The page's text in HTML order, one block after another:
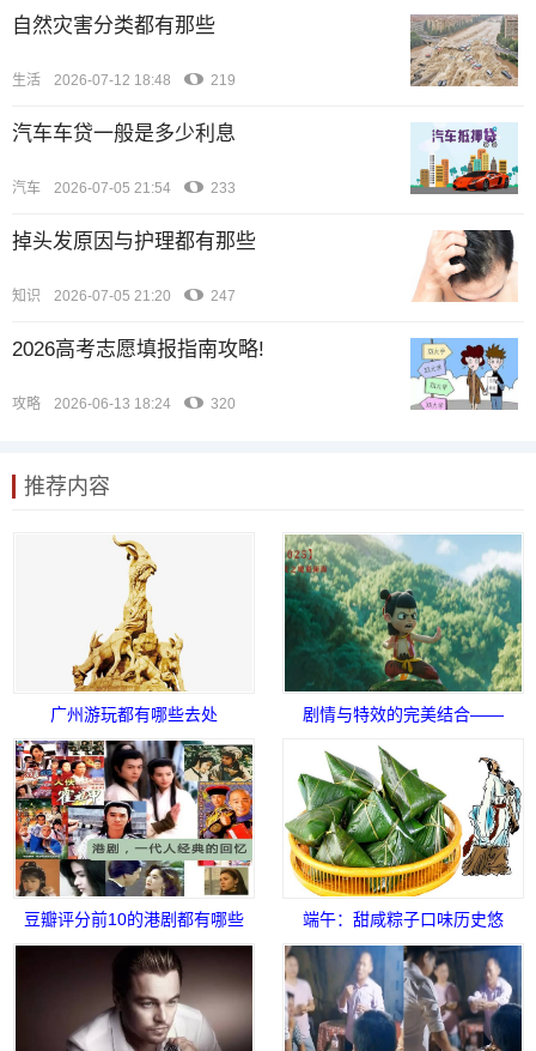
自然灾害分类都有那些
生活 2026-07-12 18:48 219
汽车车贷一般是多少利息
汽车 2026-07-05 21:54 233
掉头发原因与护理都有那些
知识 2026-07-05 21:20 247
2026高考志愿填报指南攻略!
攻略 2026-06-13 18:24 320
推荐内容
广州游玩都有哪些去处
剧情与特效的完美结合——
豆瓣评分前10的港剧都有哪些
端午：甜咸粽子口味历史悠